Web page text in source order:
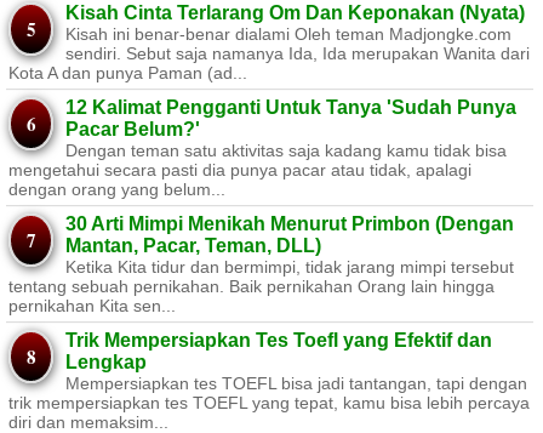
Kisah Cinta Terlarang Om Dan Keponakan (Nyata)
Kisah ini benar-benar dialami Oleh teman Madjongke.com
sendiri. Sebut saja namanya Ida, Ida merupakan Wanita dari
Kota A dan punya Paman (ad...
12 Kalimat Pengganti Untuk Tanya 'Sudah Punya
Pacar Belum?'
Dengan teman satu aktivitas saja kadang kamu tidak bisa
mengetahui secara pasti dia punya pacar atau tidak, apalagi
dengan orang yang belum...
30 Arti Mimpi Menikah Menurut Primbon (Dengan
Mantan, Pacar, Teman, DLL)
Ketika Kita tidur dan bermimpi, tidak jarang mimpi tersebut
tentang sebuah pernikahan. Baik pernikahan Orang lain hingga
pernikahan Kita sen...
Trik Mempersiapkan Tes Toefl yang Efektif dan
Lengkap
Mempersiapkan tes TOEFL bisa jadi tantangan, tapi dengan
trik mempersiapkan tes TOEFL yang tepat, kamu bisa lebih percaya
diri dan memaksim...